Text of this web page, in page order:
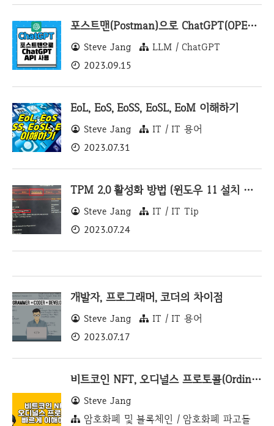
포스트맨(Postman)으로 ChatGPT(OPENAI) API 사용하기
Steve Jang LLM / ChatGPT
2023.09.15
EoL, EoS, EoSS, EoSL, EoM 이해하기
Steve Jang IT / IT 용어
2023.07.31
TPM 2.0 활성화 방법 (윈도우 11 설치 과정)
Steve Jang IT / IT Tip
2023.07.24
개발자, 프로그래머, 코더의 차이점
Steve Jang IT / IT 용어
2023.07.17
비트코인 NFT, 오디널스 프로토콜(Ordinals Protocol) 알아보기
Steve Jang
암호화폐 및 블록체인 / 암호화폐 파고들